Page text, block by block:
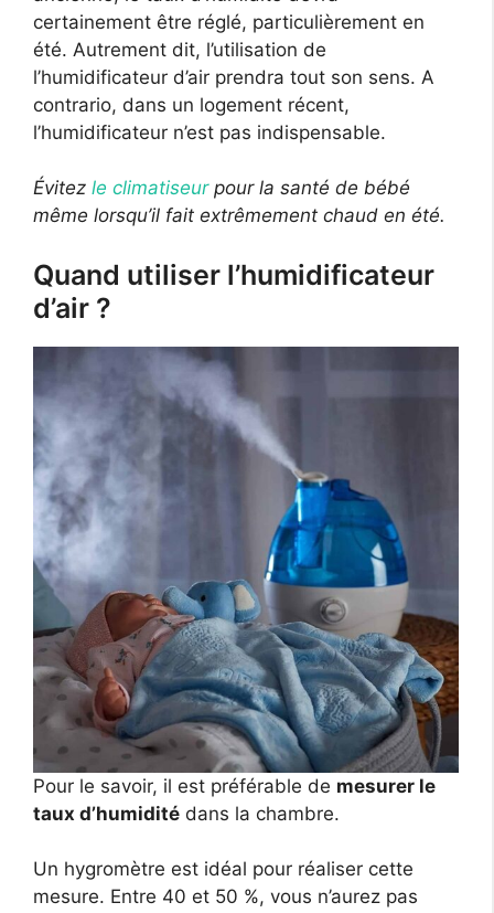
certainement être réglé, particulièrement en
été. Autrement dit, l’utilisation de
l’humidificateur d’air prendra tout son sens. A
contrario, dans un logement récent,
l’humidificateur n’est pas indispensable.
Évitez le climatiseurpour la santé de bébé
même lorsqu’il fait extrêmement chaud en été.
Quand utiliser l’humidificateur
d’air ?
Pour le savoir, il est préférable de mesurer le
taux d’humidité dans la chambre.
Un hygromètre est idéal pour réaliser cette
mesure. Entre 40 et 50 %, vous n’aurez pas